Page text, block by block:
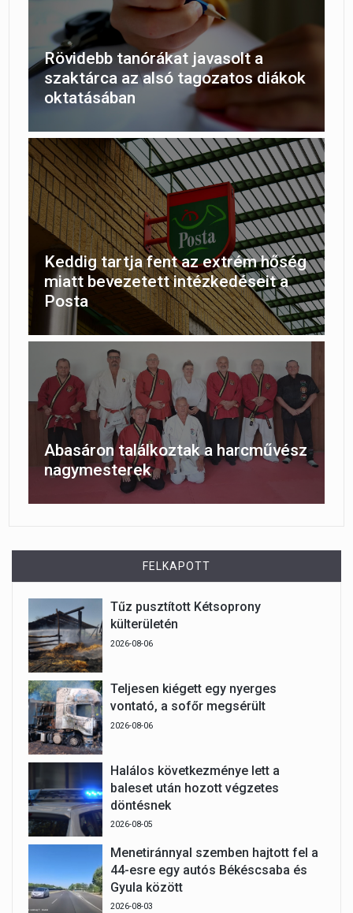
Rövidebb tanórákat javasolt a
szaktárca az alsó tagozatos diákok
oktatásában
Keddig tartja fent az extrém hőség
miatt bevezetett intézkedéseit a
Posta
Abasáron találkoztak a harcművész
nagymesterek
FELKAPOTT
Tűz pusztított Kétsoprony
külterületén
2026-08-06
Teljesen kiégett egy nyerges
vontató, a sofőr megsérült
2026-08-06
Halálos következménye lett a
baleset után hozott végzetes
döntésnek
2026-08-05
Menetiránnyal szemben hajtott fel a
44-esre egy autós Békéscsaba és
Gyula között
2026-08-03